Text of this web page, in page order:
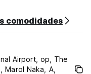
comodidades
Airport, op, The
Marol Naka, A,